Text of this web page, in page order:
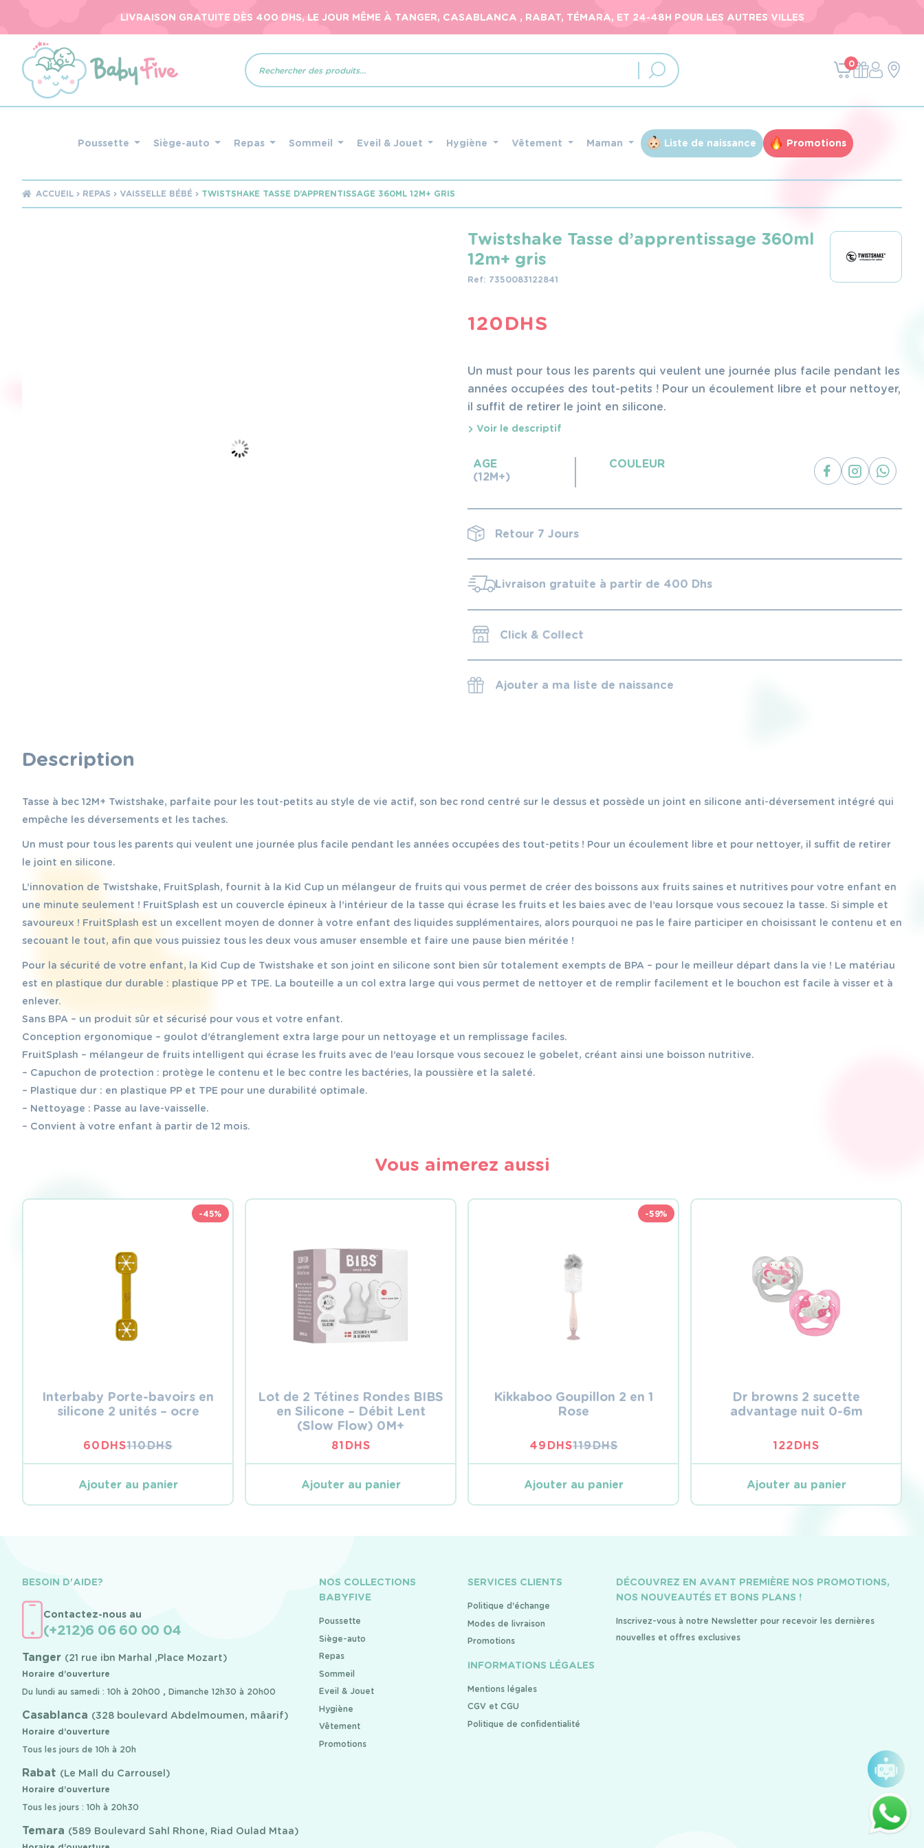
LIVRAISON GRATUITE DÈS 400 DHS, LE JOUR MÊME À TANGER, CASABLANCA , RABAT, TÉMARA, ET 24-48H POUR LES AUTRES VILLES
Recherche
de
produits
0
Poussette Siège-auto Repas Sommeil Eveil & Jouet Hygiène Vêtement Maman Liste de naissance Promotions
ACCUEIL REPAS VAISSELLE BÉBÉ TWISTSHAKE TASSE D’APPRENTISSAGE 360ML 12M+ GRIS
Twistshake Tasse d’apprentissage 360ml
12m+ gris
Ref: 7350083122841
120DHS
Un must pour tous les parents qui veulent une journée plus facile pendant les
années occupées des tout-petits ! Pour un écoulement libre et pour nettoyer,
il suffit de retirer le joint en silicone.
Voir le descriptif
AGE
(12M+)
COULEUR
Retour 7 Jours
Livraison gratuite à partir de 400 Dhs
Click & Collect
Ajouter a ma liste de naissance
Description
Tasse à bec 12M+ Twistshake, parfaite pour les tout-petits au style de vie actif, son bec rond centré sur le dessus et possède un joint en silicone anti-déversement intégré qui
empêche les déversements et les taches.
Un must pour tous les parents qui veulent une journée plus facile pendant les années occupées des tout-petits ! Pour un écoulement libre et pour nettoyer, il suffit de retirer
le joint en silicone.
L’innovation de Twistshake, FruitSplash, fournit à la Kid Cup un mélangeur de fruits qui vous permet de créer des boissons aux fruits saines et nutritives pour votre enfant en
une minute seulement ! FruitSplash est un couvercle épineux à l’intérieur de la tasse qui écrase les fruits et les baies avec de l’eau lorsque vous secouez la tasse. Si simple et
savoureux ! FruitSplash est un excellent moyen de donner à votre enfant des liquides supplémentaires, alors pourquoi ne pas le faire participer en choisissant le contenu et en
secouant le tout, afin que vous puissiez tous les deux vous amuser ensemble et faire une pause bien méritée !
Pour la sécurité de votre enfant, la Kid Cup de Twistshake et son joint en silicone sont bien sûr totalement exempts de BPA – pour le meilleur départ dans la vie ! Le matériau
est en plastique dur durable : plastique PP et TPE. La bouteille a un col extra large qui vous permet de nettoyer et de remplir facilement et le bouchon est facile à visser et à
enlever.
Sans BPA – un produit sûr et sécurisé pour vous et votre enfant.
Conception ergonomique – goulot d’étranglement extra large pour un nettoyage et un remplissage faciles.
FruitSplash – mélangeur de fruits intelligent qui écrase les fruits avec de l’eau lorsque vous secouez le gobelet, créant ainsi une boisson nutritive.
– Capuchon de protection : protège le contenu et le bec contre les bactéries, la poussière et la saleté.
– Plastique dur : en plastique PP et TPE pour une durabilité optimale.
– Nettoyage : Passe au lave-vaisselle.
– Convient à votre enfant à partir de 12 mois.
Vous aimerez aussi
-45%
Interbaby Porte-bavoirs en
silicone 2 unités – ocre
110DHS
LE
PRIX
INITIAL
ÉTAIT :
110 DHS.
60 DHSLE
PRIX
ACTUEL
EST :
60 DHS.
Ajouter au panier
Lot de 2 Tétines Rondes BIBS
en Silicone – Débit Lent
(Slow Flow) 0M+
81 DHS
Ajouter au panier
-59%
Kikkaboo Goupillon 2 en 1
Rose
119DHS
LE
PRIX
INITIAL
ÉTAIT :
119 DHS.
49 DHSLE
PRIX
ACTUEL
EST :
49 DHS.
Ajouter au panier
Dr browns 2 sucette
advantage nuit 0-6m
122DHS
Ajouter au panier
BESOIN D'AIDE?
Contactez-nous au
(+212)6 06 60 00 04
Tanger (21 rue ibn Marhal ,Place Mozart)
Horaire d’ouverture
Du lundi au samedi : 10h à 20h00 , Dimanche 12h30 à 20h00
Casablanca (328 boulevard Abdelmoumen, mâarif)
Horaire d’ouverture
Tous les jours de 10h à 20h
Rabat (Le Mall du Carrousel)
Horaire d’ouverture
Tous les jours : 10h à 20h30
Temara (589 Boulevard Sahl Rhone, Riad Oulad Mtaa)
NOS COLLECTIONS
BABYFIVE
Poussette
Siège-auto
Repas
Sommeil
Eveil & Jouet
Hygiène
Vêtement
Promotions
SERVICES CLIENTS
Politique d'échange
Modes de livraison
Promotions
INFORMATIONS LÉGALES
Mentions légales
CGV et CGU
Politique de confidentialité
DÉCOUVREZ EN AVANT PREMIÈRE NOS PROMOTIONS,
NOS NOUVEAUTÉS ET BONS PLANS !
Inscrivez-vous à notre Newsletter pour recevoir les dernières
nouvelles et offres exclusives